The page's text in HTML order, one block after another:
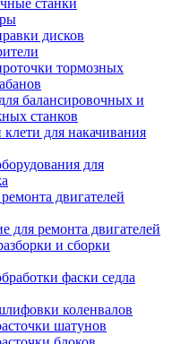
станки
дисков
тормозных
балансировочных и
станков
клети для накачивания
для
двигателей
для ремонта двигателей
и сборки
фаски седла
коленвалов
шатунов